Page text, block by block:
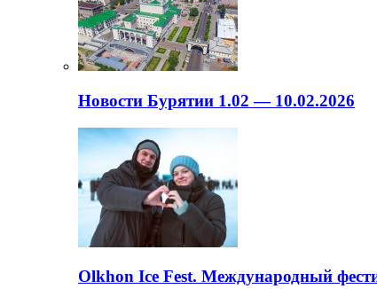
Новости Бурятии 1.02 — 10.02.2026
Olkhon Ice Fest. Международный